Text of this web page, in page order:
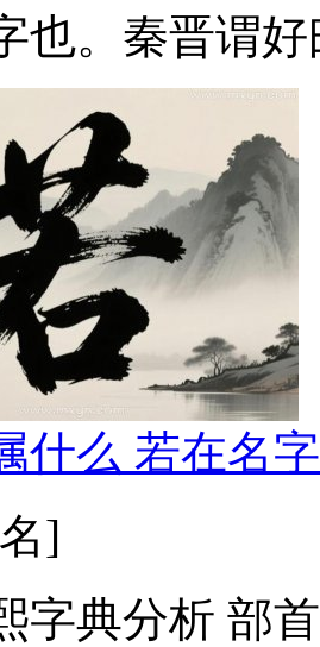
也。秦晋谓
什么 若在名
]
字典分析 部